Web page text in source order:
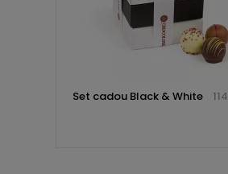
Set cadou Black & White